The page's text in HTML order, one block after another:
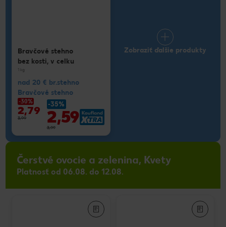
Bravčové stehno
bez kosti, v celku
1 kg
nad 20 € br.stehno
Bravčové stehno
-30%
2,79
3,99
-35%
2,59
3,99
Zobraziť ďalšie produkty
Čerstvé ovocie a zelenina, Kvety
Platnosť od 06.08. do 12.08.